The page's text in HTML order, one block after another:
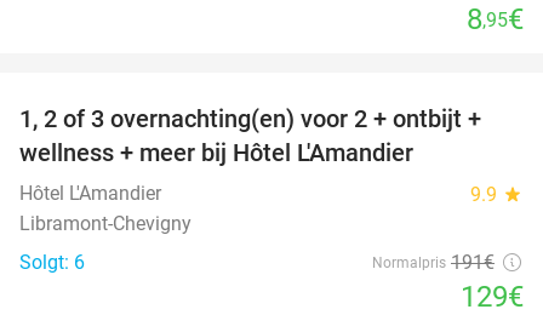
8,95€
32%
DAG
1, 2 of 3 overnachting(en) voor 2 + ontbijt +
wellness + meer bij Hôtel L'Amandier
Hôtel L'Amandier 9.9 star
Libramont-Chevigny
Solgt: 6
Normalpris 191€
129€